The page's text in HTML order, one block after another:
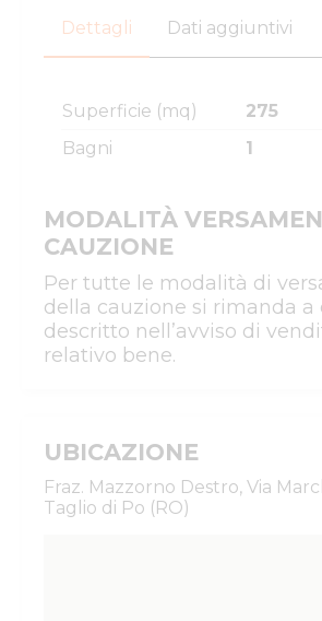
Dettagli Dati aggiuntivi
Superficie (mq)
275
Bagni
1
MODALITÀ
CAUZIONE
Per tutte le modalità di
della cauzione si rimanda a
descritto nell’avviso di
relativo bene.
UBICAZIONE
Fraz. Mazzorno Destro, Via
Taglio di Po (RO)